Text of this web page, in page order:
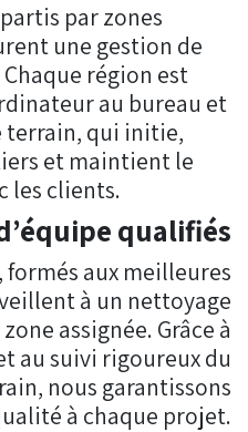
par zones
une gestion de
région est
au bureau et
terrain, qui initie,
et maintient le
les clients.
qualifiés
formés aux meilleures
à un nettoyage
assignée. Grâce à
au suivi rigoureux du
nous garantissons
à chaque projet.